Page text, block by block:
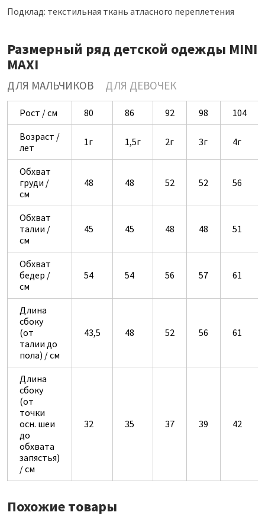
Подклад: текстильная ткань атласного переплетения
Размерный ряд детской одежды MINI
MAXI
ДЛЯ МАЛЬЧИКОВ ДЛЯ ДЕВОЧЕК
Рост / см 80 86 92 98
104
Возраст /
лет
1г 1,5г 2г 3г 4г
Обхват
груди /
см
48 48 52 52 56
Обхват
талии /
см
45 45 48 48 51
Обхват
бедер /
см
54 54 56 57 61
Длина
сбоку
(от
талии до
пола) / см
43,5 48 52 56 61
Длина
сбоку
(от
точки
осн. шеи
до
обхвата
запястья)
/ см
32 35 37 39 42
Похожие товары